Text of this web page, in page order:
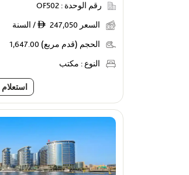
رقم الوحدة : OF502
السعر ê 247,050 / السنة
الحجم (قدم مربع) 1,647.00
النوع : مكتب
استعلام